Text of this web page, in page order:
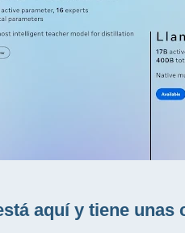
aquí y tiene unas